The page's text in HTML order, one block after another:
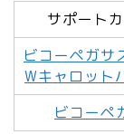
サポート
ビコーペガサ
Wキャロット
ビコーペ